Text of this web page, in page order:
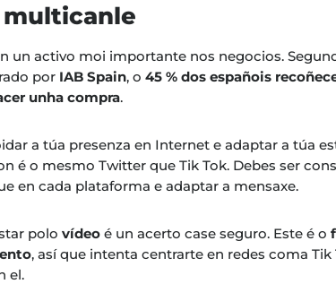
un activo moi importante nos negocios.
por IAB Spain, o45 % dos españois
unha compra.
a túa presenza en Internet e adaptar a túa
é o mesmo Twitter que Tik Tok. Debes ser
en cada plataforma e adaptar a mensaxe.
polovídeo é un acerto case seguro. Este é o
, así que intenta centrarte en redes coma
el.